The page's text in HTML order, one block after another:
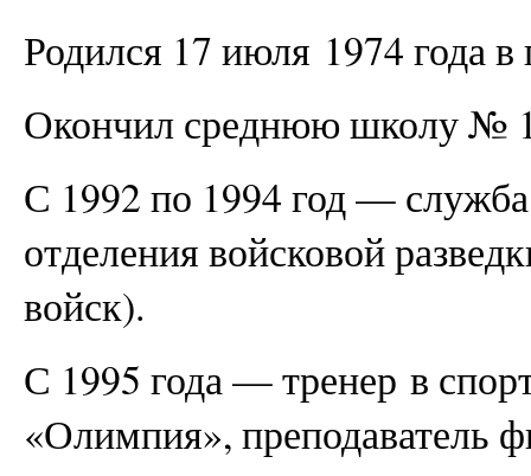
Родился 17 июля 1974 года в
Окончил среднюю школу №
С 1992 по 1994 год —
отделения войсковой
войск).
С 1995 года — тренер в
«Олимпия», преподаватель